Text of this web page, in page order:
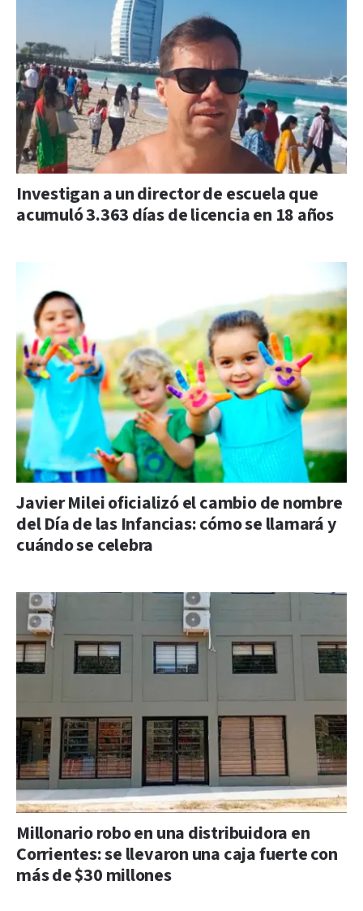
Investigan a un director de escuela que
acumuló 3.363 días de licencia en 18 años
Javier Milei oficializó el cambio de nombre
del Día de las Infancias: cómo se llamará y
cuándo se celebra
Millonario robo en una distribuidora en
Corrientes: se llevaron una caja fuerte con
más de $30 millones